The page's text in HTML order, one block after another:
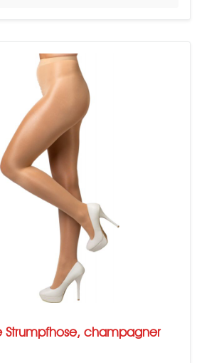
Strumpfhose, champagner